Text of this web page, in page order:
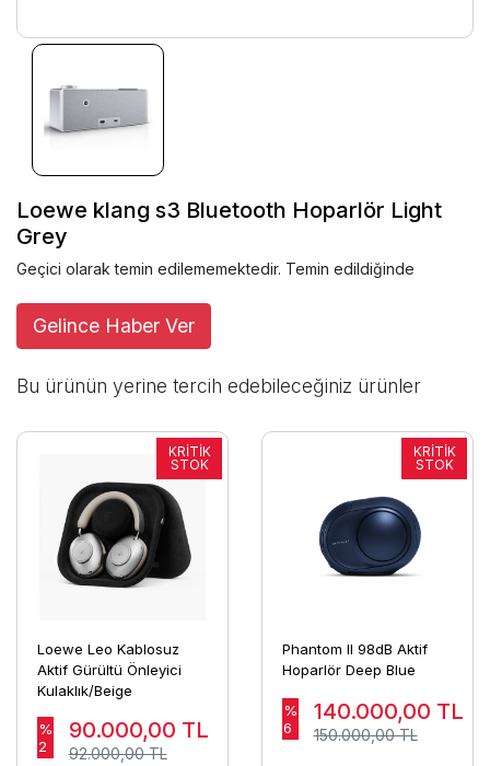
Loewe klang s3 Bluetooth Hoparlör Light
Grey
Geçici olarak temin edilememektedir. Temin edildiğinde
Gelince Haber Ver
Bu ürünün yerine tercih edebileceğiniz ürünler
Loewe Leo Kablosuz
Aktif Gürültü Önleyici
Kulaklık/Beige
%
2
90.000,00 TL
92.000,00 TL
Phantom II 98dB Aktif
Hoparlör Deep Blue
%
6
140.000,00 TL
150.000,00 TL